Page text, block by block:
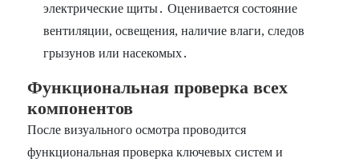
электрические щиты․ Оценивается состояние
вентиляции, освещения, наличие влаги, следов
грызунов или насекомых․
Функциональная проверка всех
компонентов
После визуального осмотра проводится
функциональная проверка ключевых систем и